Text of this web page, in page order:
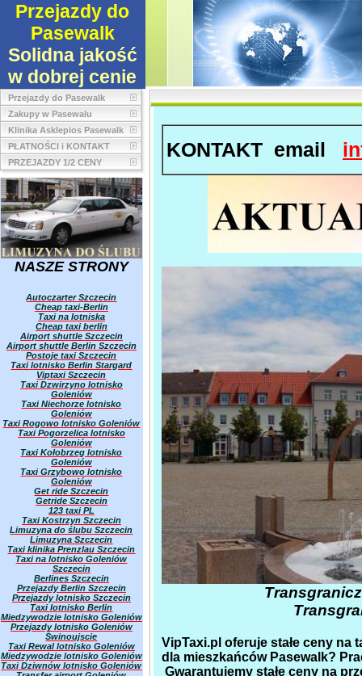
Przejazdy do
Pasewalk
Solidna jakość
w dobrej cenie
Przejazdy do Pasewalk
Zakupy w Pasewalu
Klinika Asklepios Pasewalk
PŁATNOŚCI i KONTAKT
PRZEJAZDY 1/2 CENY
NASZE STRONY
Autoczarter Szczecin
Cheap taxi-Berlin
Taxi na lotniska
Cheap taxi berlin
Airport shuttle Szczecin
Airport shuttle Berlin Szczecin
Postoje taxi Szczecin
Taxi lotnisko Berlin Stargard
Viptaxi Szczecin
Taxi Dzwirzyno lotnisko
Goleniów
Taxi Niechorze lotnisko
Goleniów
Taxi Rogowo lotnisko Goleniów
Taxi Pogorzelica lotnisko
Goleniów
Taxi Kołobrzeg lotnisko
Goleniów
Taxi Grzybowo lotnisko
Goleniów
Get ride Szczecin
Getride Szczecin
123 taxi PL
Taxi Kostrzyn Szczecin
Limuzyna do ślubu Szczecin
Limuzyna Szczecin
Taxi klinika Prenzlau Szczecin
Taxi na lotnisko Goleniów
Szczecin
Berlines Szczecin
Przejazdy Berlin Szczecin
Przejazdy lotnisko Szczecin
Taxi lotnisko Berlin
Miedzywodzie lotnisko Goleniów
Przejazdy lotnisko Goleniów
Świnoujscie
Taxi Rewal lotnisko Goleniów
Miedzywodzie lotnisko Goleniów
Taxi Dziwnów lotnisko Goleniów
KONTAKT email
VipTaxi.pl oferuje stałe ceny na
dla mieszkańców Pasewalk?
Gwarantujemy stałe ceny na